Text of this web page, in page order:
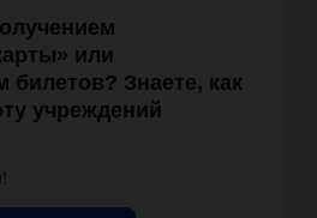
или
билетов? Знаете, как
учреждений